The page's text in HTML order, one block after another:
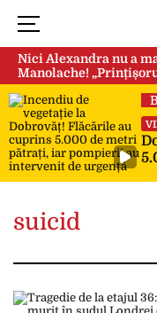
Nici Alexandra nu a
Manolache!
după doi ani de
suicid